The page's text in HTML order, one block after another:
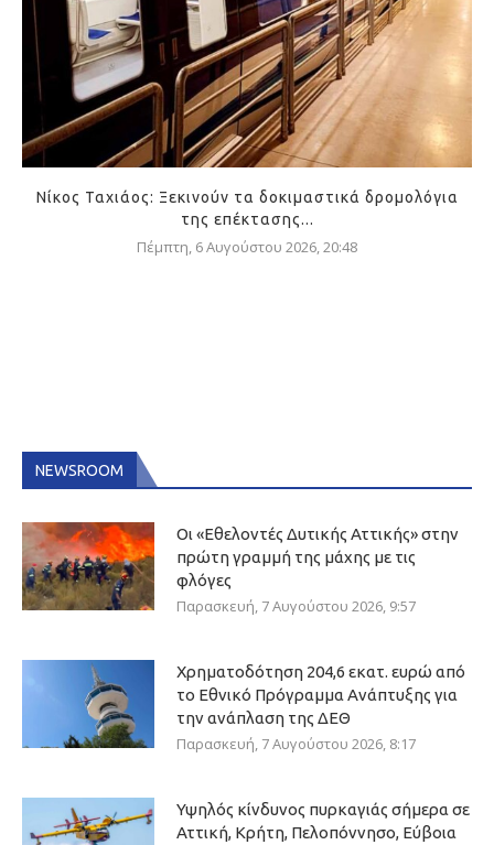
Νίκος Ταχιάος: Ξεκινούν τα δοκιμαστικά δρομολόγια
της επέκτασης...
Πέμπτη, 6 Αυγούστου 2026, 20:48
NEWSROOM
Οι «Εθελοντές Δυτικής Αττικής» στην
πρώτη γραμμή της μάχης με τις
φλόγες
Παρασκευή, 7 Αυγούστου 2026, 9:57
Χρηματοδότηση 204,6 εκατ. ευρώ από
το Εθνικό Πρόγραμμα Ανάπτυξης για
την ανάπλαση της ΔΕΘ
Παρασκευή, 7 Αυγούστου 2026, 8:17
Υψηλός κίνδυνος πυρκαγιάς σήμερα σε
Αττική, Κρήτη, Πελοπόννησο, Εύβοια